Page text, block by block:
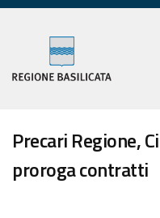
Precari Regione,
proroga contratti